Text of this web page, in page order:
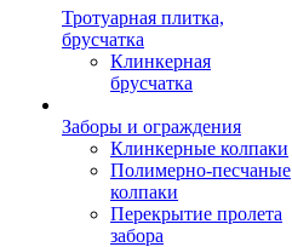
Тротуарная плитка,
брусчатка
Клинкерная
брусчатка
Заборы и ограждения
Клинкерные колпаки
Полимерно-песчаные
колпаки
Перекрытие пролета
забора